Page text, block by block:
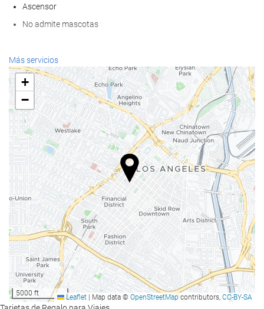
Ascensor
No admite mascotas
Comida y bebida
Restaurante a la carta
Bar
Cafetera en zonas comunes
Servicios de recepción
Recepción 24 horas
Guardaequipaje
Estacionamiento
Estacionamiento
Instalaciones de negocios
Centro de negocios
Más servicios
+
−
5000 ft Leaflet Map data © OpenStreetMapcontributors, CC-BY-SA